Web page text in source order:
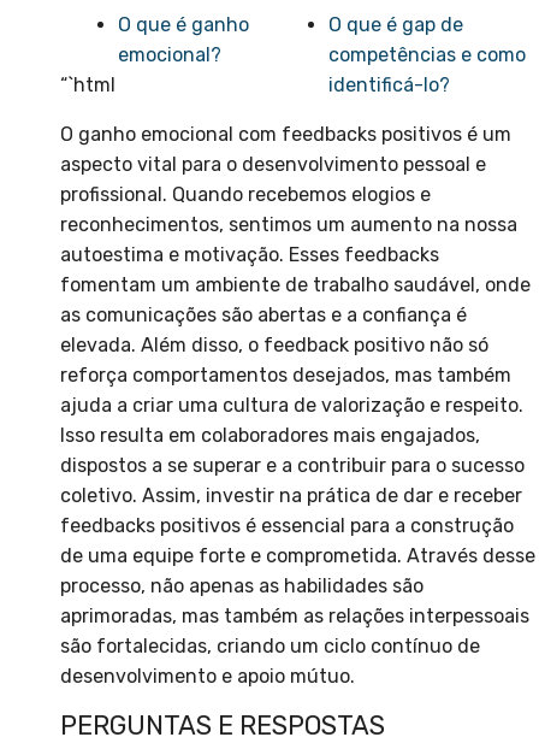
O que é ganho
emocional?
O que é gap de
competências e como
identificá-lo?
“`html
O ganho emocional com feedbacks positivos é um
aspecto vital para o desenvolvimento pessoal e
profissional. Quando recebemos elogios e
reconhecimentos, sentimos um aumento na nossa
autoestima e motivação. Esses feedbacks
fomentam um ambiente de trabalho saudável, onde
as comunicações são abertas e a confiança é
elevada. Além disso, o feedback positivo não só
reforça comportamentos desejados, mas também
ajuda a criar uma cultura de valorização e respeito.
Isso resulta em colaboradores mais engajados,
dispostos a se superar e a contribuir para o sucesso
coletivo. Assim, investir na prática de dar e receber
feedbacks positivos é essencial para a construção
de uma equipe forte e comprometida. Através desse
processo, não apenas as habilidades são
aprimoradas, mas também as relações interpessoais
são fortalecidas, criando um ciclo contínuo de
desenvolvimento e apoio mútuo.
PERGUNTAS E RESPOSTAS